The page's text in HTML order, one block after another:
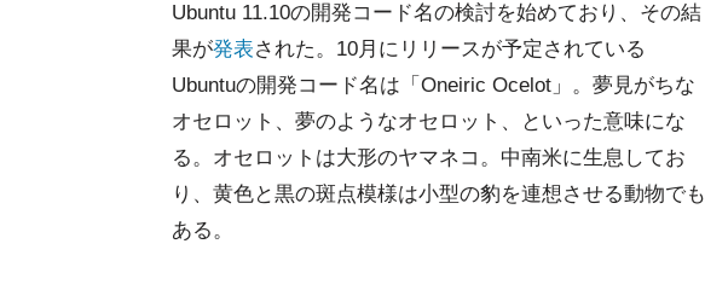
Ubuntu 11.10の開発コード名の検討を始めており、その結
果が発表された。10月にリリースが予定されている
Ubuntuの開発コード名は「Oneiric Ocelot」。夢見がちな
オセロット、夢のようなオセロット、といった意味にな
る。オセロットは大形のヤマネコ。中南米に生息してお
り、黄色と黒の斑点模様は小型の豹を連想させる動物でも
ある。